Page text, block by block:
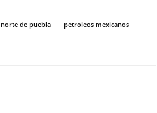
norte de puebla
petroleos mexicanos